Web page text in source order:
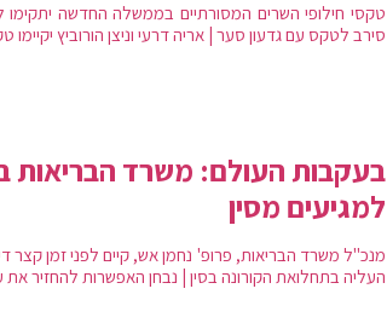
טקסי חילופי השרים המסורתיים בממשלה החדשה יתקימו
סירב לטקס עם גדעון סער | אריה דרעי וניצן הורוביץ
בעקבות העולם: משרד הבריאות
למגיעים מסין
מנכ"ל משרד הבריאות, פרופ' נחמן אש, קיים לפני זמן קצר
העליה בתחלואת הקורונה בסין | נבחן האפשרות להחזיר את